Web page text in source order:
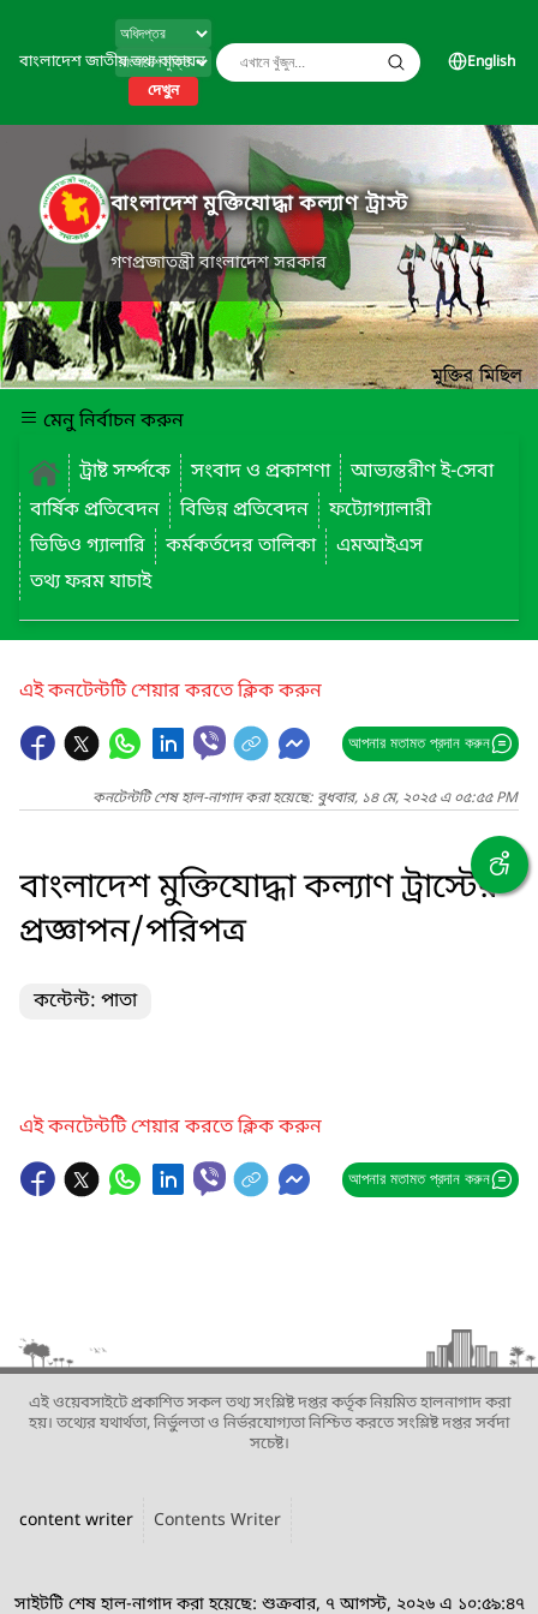
বাংলাদেশ জাতীয় তথ্য বাতায়ন
দেখুন
English
বাংলাদেশ মুক্তিযোদ্ধা কল্যাণ ট্রাস্ট
গণপ্রজাতন্ত্রী বাংলাদেশ সরকার
মেনু নির্বাচন করুন
ট্রাষ্ট সর্ম্পকে
সংবাদ ও প্রকাশণা
আভ্যন্তরীণ ই-সেবা
বার্ষিক প্রতিবেদন
বিভিন্ন প্রতিবেদন
ফট্যোগ্যালারী
ভিডিও গ্যালারি
কর্মকর্তদের তালিকা
এমআইএস
তথ্য ফরম যাচাই
এই কনটেন্টটি শেয়ার করতে ক্লিক করুন
আপনার মতামত প্রদান করুন
কনটেন্টটি শেষ হাল-নাগাদ করা হয়েছে: বুধবার, ১৪ মে, ২০২৫ এ ০৫:৫৫ PM
বাংলাদেশ মুক্তিযোদ্ধা কল্যাণ ট্রাস্টের
প্রজ্ঞাপন/পরিপত্র
কন্টেন্ট: পাতা
এই কনটেন্টটি শেয়ার করতে ক্লিক করুন
আপনার মতামত প্রদান করুন
এই ওয়েবসাইটে প্রকাশিত সকল তথ্য সংশ্লিষ্ট দপ্তর কর্তৃক নিয়মিত হালনাগাদ করা
হয়। তথ্যের যথার্থতা, নির্ভুলতা ও নির্ভরযোগ্যতা নিশ্চিত করতে সংশ্লিষ্ট দপ্তর সর্বদা
সচেষ্ট।
content writer Contents Writer
সাইটটি শেষ হাল-নাগাদ করা হয়েছে: শুক্রবার, ৭ আগস্ট, ২০২৬ এ ১০:৫৯:৪৭